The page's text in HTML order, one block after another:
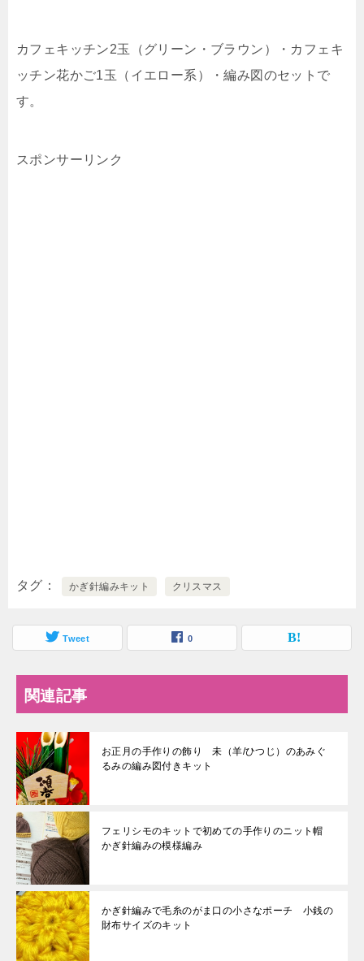
カフェキッチン2玉（グリーン・ブラウン）・カフェキ
ッチン花かご1玉（イエロー系）・編み図のセットで
す。
スポンサーリンク
タグ かぎ針編みキット クリスマス
Tweet 0
関連記事
お正月の手作りの飾り 未（羊/ひつじ）のあみぐ
るみの編み図付きキット
フェリシモのキットで初めての手作りのニット帽
かぎ針編みの模様編み
かぎ針編みで毛糸のがま口の小さなポーチ 小銭の
財布サイズのキット